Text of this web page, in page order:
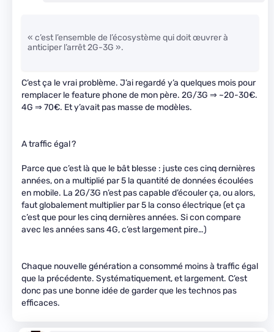
« c’est l’ensemble de l’écosystème qui doit œuvrer à
anticiper l’arrêt 2G-3G ».
C’est ça le vrai problème. J’ai regardé y’a quelques mois pour
remplacer le feature phone de mon père. 2G/3G ⇒ ~20-30€.
4G ⇒ 70€. Et y’avait pas masse de modèles.
A traffic égal ?
Parce que c’est là que le bât blesse : juste ces cinq dernières
années, on a multiplié par 5 la quantité de données écoulées
en mobile. La 2G/3G n’est pas capable d’écouler ça, ou alors,
faut globalement multiplier par 5 la conso électrique (et ça
c’est que pour les cinq dernières années. Si con compare
avec les années sans 4G, c’est largement pire…)
Chaque nouvelle génération a consommé moins à traffic égal
que la précédente. Systématiquement, et largement. C’est
donc pas une bonne idée de garder que les technos pas
efficaces.